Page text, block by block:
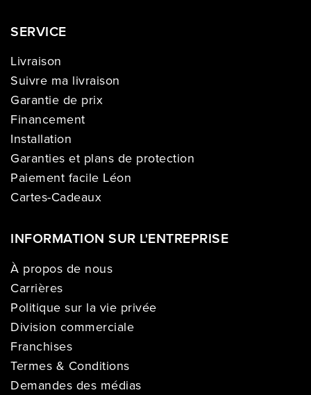
SERVICE
Livraison
Suivre ma livraison
Garantie de prix
Financement
Installation
Garanties et plans de protection
Paiement facile Léon
Cartes-Cadeaux
INFORMATION SUR L'ENTREPRISE
À propos de nous
Carrières
Politique sur la vie privée
Division commerciale
Franchises
Termes & Conditions
Demandes des médias